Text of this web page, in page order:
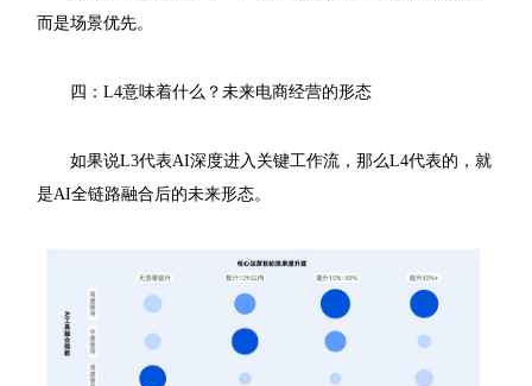
而是场景优先。
四：L4意味着什么？未来电商经营的形态
如果说L3代表AI深度进入关键工作流，那么L4代表的，就
是AI全链路融合后的未来形态。